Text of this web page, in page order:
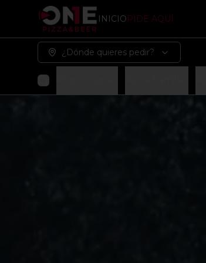
INICIOPIDE AQUÍ
¿Dónde quieres pedir?